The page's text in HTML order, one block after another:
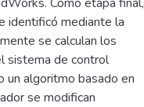
identificó mediante la
se calculan los
sistema de control
un algoritmo basado en
se modifican